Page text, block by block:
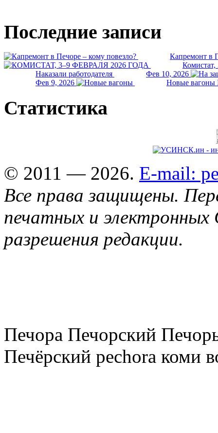
Последние записи
Капремонт в
Комистат,
Наказали работодателя
Фев 10, 2026
Фев 9, 2026
Новые вагоны
Статистика
© 2011 — 2026. E-mail:
Все права защищены.
печатных и
разрешения редакции.
Печора Печорский
Печёрский pechora коми